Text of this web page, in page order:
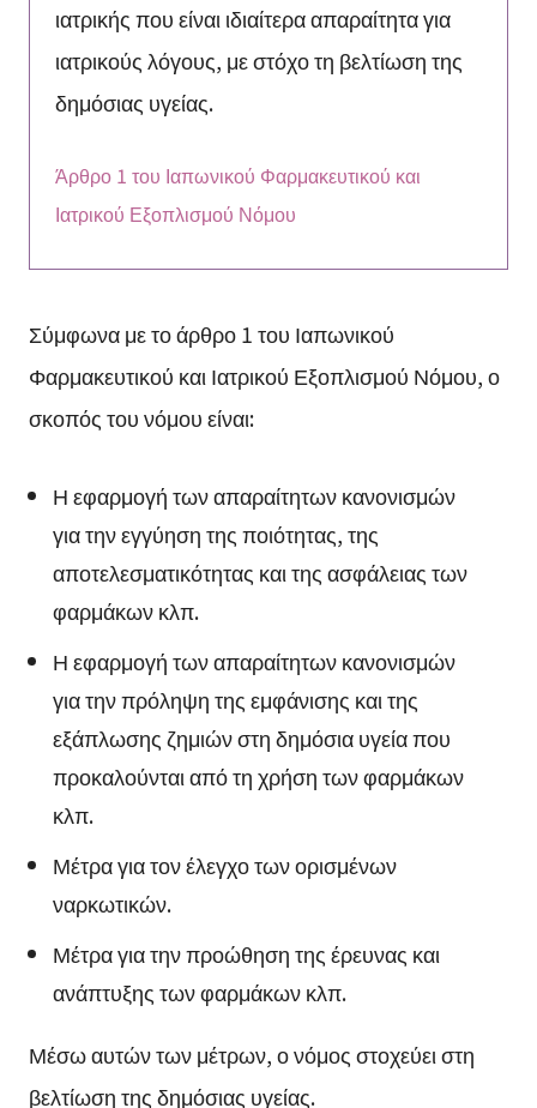
ιατρικής που είναι ιδιαίτερα απαραίτητα για
ιατρικούς λόγους, με στόχο τη βελτίωση της
δημόσιας υγείας.
Άρθρο 1 του Ιαπωνικού Φαρμακευτικού και
Ιατρικού Εξοπλισμού Νόμου
Σύμφωνα με το άρθρο 1 του Ιαπωνικού
Φαρμακευτικού και Ιατρικού Εξοπλισμού Νόμου, ο
σκοπός του νόμου είναι:
Η εφαρμογή των απαραίτητων κανονισμών
για την εγγύηση της ποιότητας, της
αποτελεσματικότητας και της ασφάλειας των
φαρμάκων κλπ.
Η εφαρμογή των απαραίτητων κανονισμών
για την πρόληψη της εμφάνισης και της
εξάπλωσης ζημιών στη δημόσια υγεία που
προκαλούνται από τη χρήση των φαρμάκων
κλπ.
Μέτρα για τον έλεγχο των ορισμένων
ναρκωτικών.
Μέτρα για την προώθηση της έρευνας και
ανάπτυξης των φαρμάκων κλπ.
Μέσω αυτών των μέτρων, ο νόμος στοχεύει στη
βελτίωση της δημόσιας υγείας.